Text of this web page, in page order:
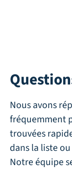
Nous avons
fréquemment
trouvées
dans la liste
Notre équipe